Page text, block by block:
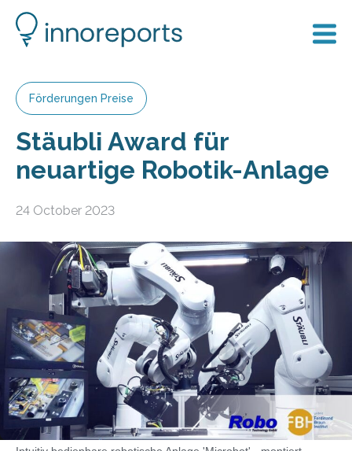
Förderungen Preise
Stäubli Award für
neuartige Robotik-Anlage
24 October 2023